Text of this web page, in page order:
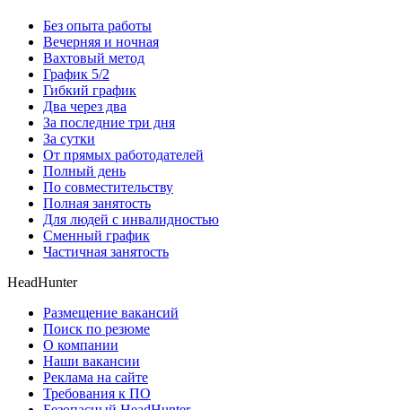
Без опыта работы
Вечерняя и ночная
Вахтовый метод
График 5/2
Гибкий график
Два через два
За последние три дня
За сутки
От прямых работодателей
Полный день
По совместительству
Полная занятость
Для людей с инвалидностью
Сменный график
Частичная занятость
HeadHunter
Размещение вакансий
Поиск по резюме
О компании
Наши вакансии
Реклама на сайте
Требования к ПО